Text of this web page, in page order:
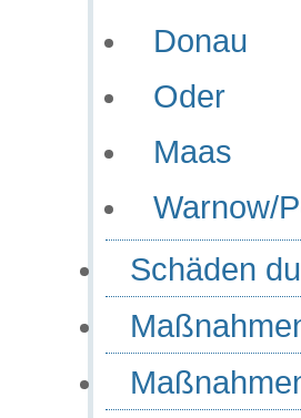
Donau
Oder
Maas
Warnow/
Schäden